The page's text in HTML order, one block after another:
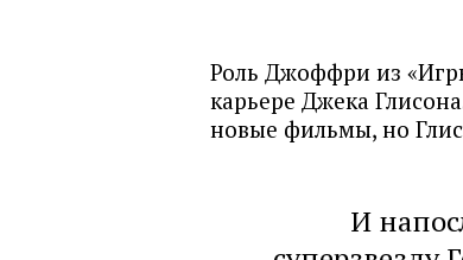
Роль Джоффри из
карьере Джека
новые фильмы, но
И